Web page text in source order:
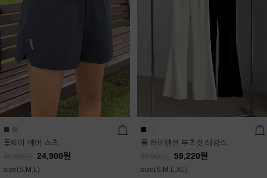
투웨이 에어 쇼츠
49,800 24,900원
size(S,M,L)
쿨 하이텐션 부츠컷 레깅스
65,800 59,220원
size(S,M,L,XL)